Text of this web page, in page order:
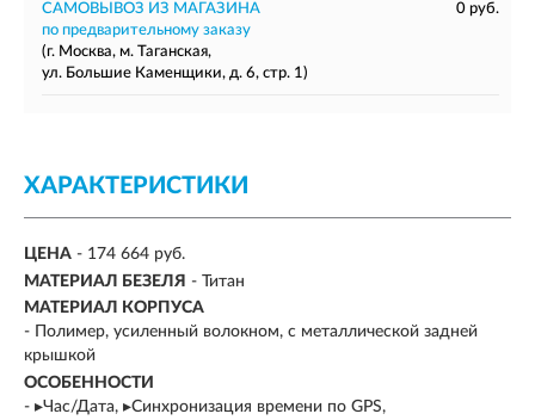
САМОВЫВОЗ ИЗ МАГАЗИНА
0 руб.
по предварительному заказу
(г. Москва, м. Таганская,
ул. Большие Каменщики, д. 6, стр. 1)
ХАРАКТЕРИСТИКИ
ЦЕНА - 174 664 руб.
МАТЕРИАЛ БЕЗЕЛЯ - Титан
МАТЕРИАЛ КОРПУСА
- Полимер, усиленный волокном, с металлической задней
крышкой
ОСОБЕННОСТИ
- ▸Час/Дата, ▸Синхронизация времени по GPS,